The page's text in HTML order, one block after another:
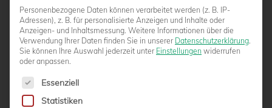
Personenbezogene Daten können verarbeitet werden (z. B. IP-
Adressen), z. B. für personalisierte Anzeigen und Inhalte oder
Anzeigen- und Inhaltsmessung. Weitere Informationen über die
Verwendung Ihrer Daten finden Sie in unserer Datenschutzerklärung.
Sie können Ihre Auswahl jederzeit unter Einstellungen widerrufen
oder anpassen.
Es folgt eine Liste der Service-Gruppen, für die eine
Essenziell
Statistiken